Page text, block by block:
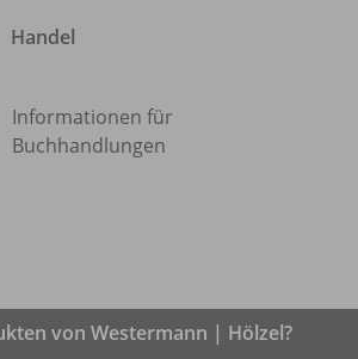
Handel
Informationen für
Buchhandlungen
von Westermann | Hölzel?